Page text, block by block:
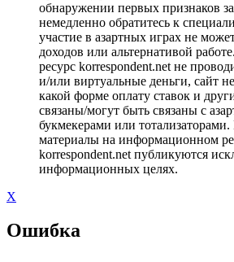
обнаружении первых признаков
немедленно обратитесь к
участие в азартных играх не
доходов или альтернативой
ресурс korrespondent.net не
и/или виртуальные деньги, сайт
какой форме оплату ставок и
связаны/могут быть связаны с
букмекерами или
материалы на информационном
korrespondent.net публикуются
информационных целях.
X
Ошибка